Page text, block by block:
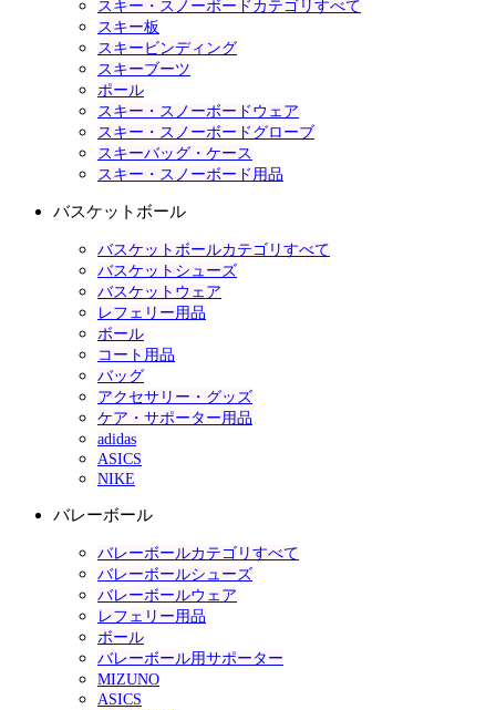
スキー・スノーボードカテゴリすべて
スキー板
スキービンディング
スキーブーツ
ポール
スキー・スノーボードウェア
スキー・スノーボードグローブ
スキーバッグ・ケース
スキー・スノーボード用品
バスケットボール
バスケットボールカテゴリすべて
バスケットシューズ
バスケットウェア
レフェリー用品
ボール
コート用品
バッグ
アクセサリー・グッズ
ケア・サポーター用品
adidas
ASICS
NIKE
バレーボール
バレーボールカテゴリすべて
バレーボールシューズ
バレーボールウェア
レフェリー用品
ボール
バレーボール用サポーター
MIZUNO
ASICS